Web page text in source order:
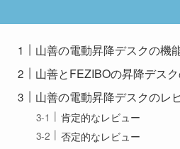
山善の電動昇降デスクの機
山善とFEZIBOの昇降デス
山善の電動昇降デスクのレ
肯定的なレビュー
否定的なレビュー